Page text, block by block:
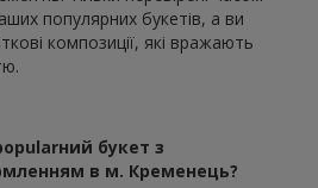
популярних букетів, а ви
композиції, які вражають
букет з
в м. Кременець?